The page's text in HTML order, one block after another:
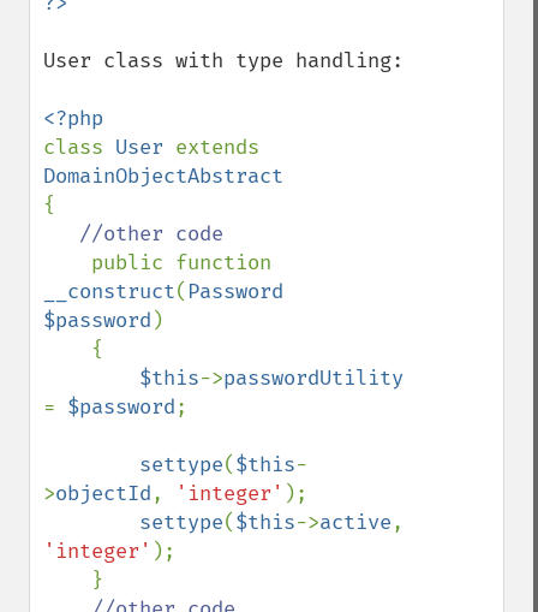
User class with type handling:
class User
{
//other code
__construct( Password
$password )
$this->
= $password;
settype($this-
>objectId, 'integer' );
settype($this->active
'integer' );